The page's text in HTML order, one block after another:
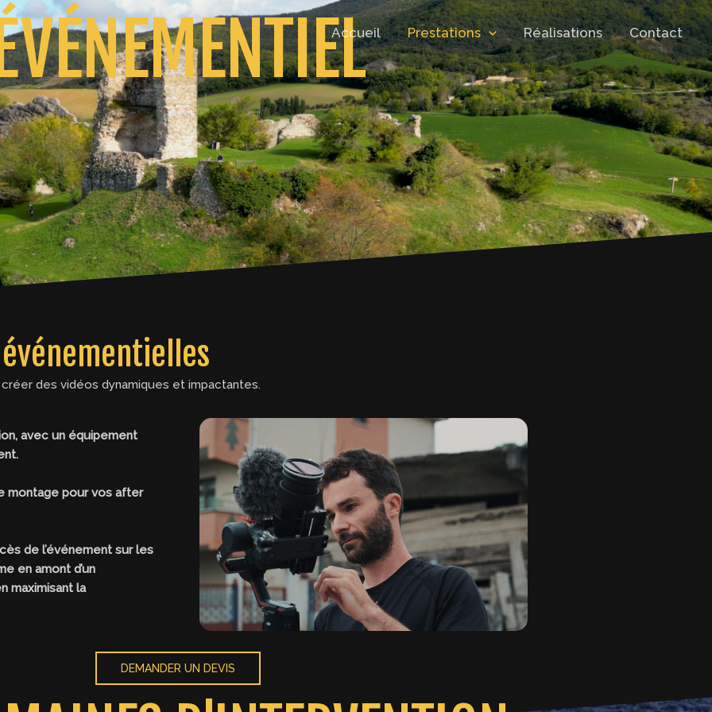
Accueil Prestations Réalisations Contact
des vidéos dynamiques et impactantes.
avec un équipement
montage pour vos after
de l’événement sur les
en amont d’un
maximisant la
DEMANDER UN DEVIS